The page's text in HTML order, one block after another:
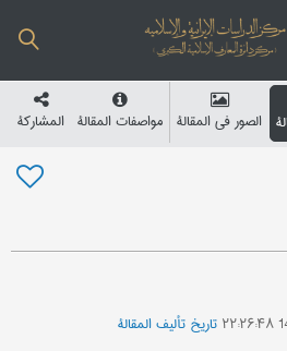
الصور في المقالة مواصفات المقالة المشارکة
تاریخ تألیف المقالة